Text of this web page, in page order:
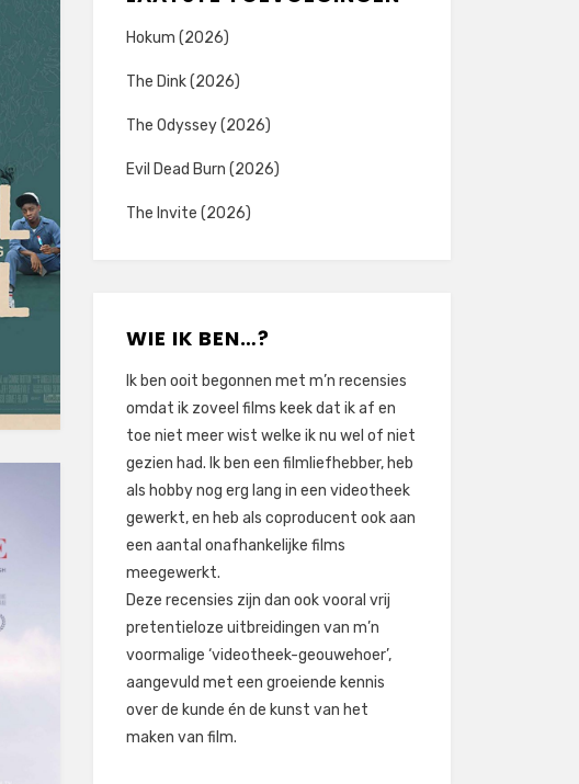
Hokum (2026)
The Dink (2026)
The Odyssey (2026)
Evil Dead Burn (2026)
The Invite (2026)
WIE IK BEN…?
Ik ben ooit begonnen met m’n recensies
omdat ik zoveel films keek dat ik af en
toe niet meer wist welke ik nu wel of niet
gezien had. Ik ben een filmliefhebber, heb
als hobby nog erg lang in een videotheek
gewerkt, en heb als coproducent ook aan
een aantal onafhankelijke films
meegewerkt.
Deze recensies zijn dan ook vooral vrij
pretentieloze uitbreidingen van m’n
voormalige ‘videotheek-geouwehoer’,
aangevuld met een groeiende kennis
over de kunde én de kunst van het
maken van film.